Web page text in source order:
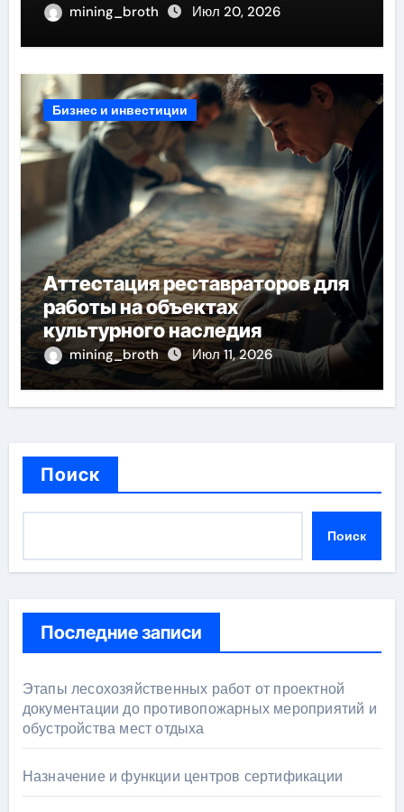
mining_broth Июл 20, 2026
Бизнес и инвестиции
Аттестация реставраторов для
работы на объектах
культурного наследия
mining_broth Июл 11, 2026
Поиск
Поиск
Последние записи
Этапы лесохозяйственных работ от проектной
документации до противопожарных мероприятий и
обустройства мест отдыха
Назначение и функции центров сертификации